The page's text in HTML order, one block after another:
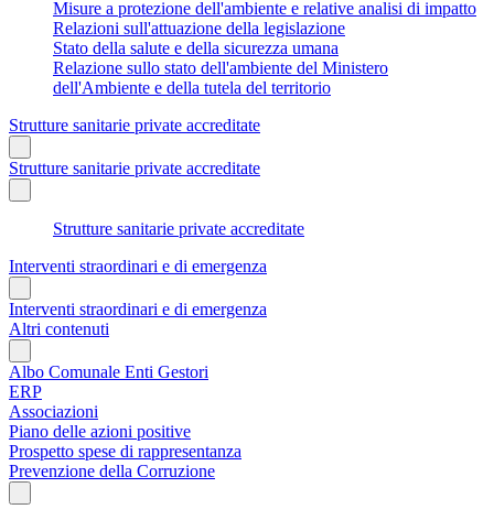
Misure a protezione dell'ambiente e relative analisi di impatto
Relazioni sull'attuazione della legislazione
Stato della salute e della sicurezza umana
Relazione sullo stato dell'ambiente del Ministero
dell'Ambiente e della tutela del territorio
Strutture sanitarie private accreditate
Strutture sanitarie private accreditate
Strutture sanitarie private accreditate
Interventi straordinari e di emergenza
Interventi straordinari e di emergenza
Altri contenuti
Albo Comunale Enti Gestori
ERP
Associazioni
Piano delle azioni positive
Prospetto spese di rappresentanza
Prevenzione della Corruzione